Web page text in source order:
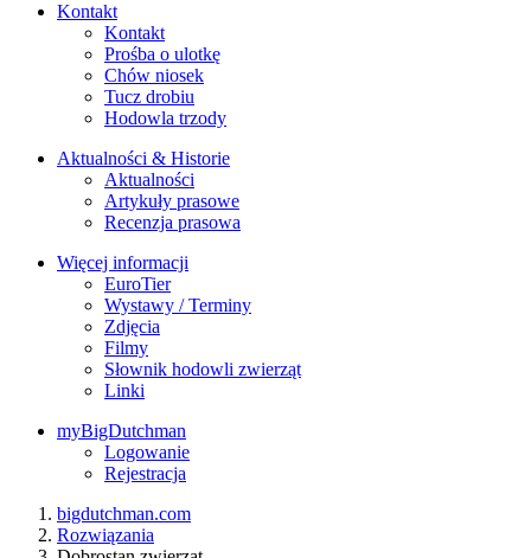
Kontakt
Kontakt
Prośba o ulotkę
Chów niosek
Tucz drobiu
Hodowla trzody
Aktualności & Historie
Aktualności
Artykuły prasowe
Recenzja prasowa
Więcej informacji
EuroTier
Wystawy / Terminy
Zdjęcia
Filmy
Słownik hodowli zwierząt
Linki
myBigDutchman
Logowanie
Rejestracja
bigdutchman.com
Rozwiązania